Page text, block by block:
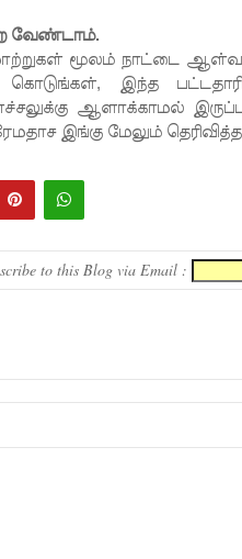
வேண்டாம்.
மூலம் நாட்டை
கொடுங்கள், இந்த
ஆளாக்காமல்
இங்கு மேலும்
to this Blog via Email :